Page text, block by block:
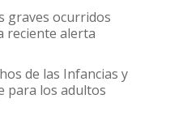
graves ocurridos
reciente alerta
de las Infancias y
para los adultos